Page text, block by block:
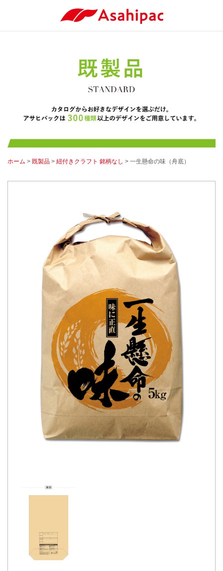
ホーム > 既製品 > 紐付きクラフト 銘柄なし > 一生懸命の味（舟底）